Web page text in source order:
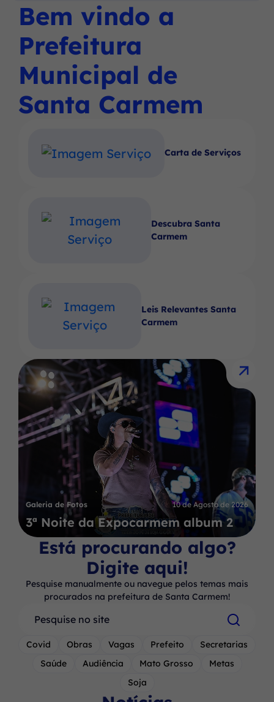
Ir
para
o
rodapé
[alt+4]
Instagram
Facebook
Youtube
menu
principal
Bem vindo a
Prefeitura
Municipal de
Santa Carmem
Carta de Serviços
Descubra Santa
Carmem
Leis Relevantes Santa
Carmem
Galeria de Fotos 10 de Agosto de 2026
3ª Noite da Expocarmem album 2
Está procurando algo?
Digite aqui!
Pesquise manualmente ou navegue pelos temas mais
procurados na prefeitura de Santa Carmem!
Pesquisar
Covid Obras Vagas Prefeito
Secretarias
Saúde
Audiência Mato Grosso
Metas
Soja